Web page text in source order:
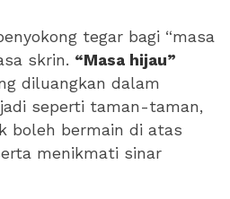
tegar bagi “masa
skrin. “Masa hijau”
diluangkan dalam
seperti taman-taman,
boleh bermain di atas
menikmati sinar